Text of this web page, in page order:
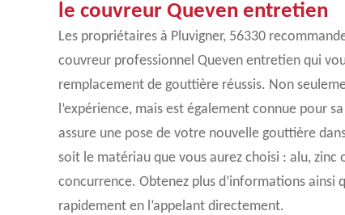
le couvreur Queven entretien
Les propriétaires à Pluvigner, 56330
couvreur professionnel Queven entretien qui
remplacement de gouttière réussis. Non
l’expérience, mais est également connue pour
assure une pose de votre nouvelle gouttière
soit le matériau que vous aurez choisi : alu, zinc
concurrence. Obtenez plus d’informations ainsi
rapidement en l’appelant directement.